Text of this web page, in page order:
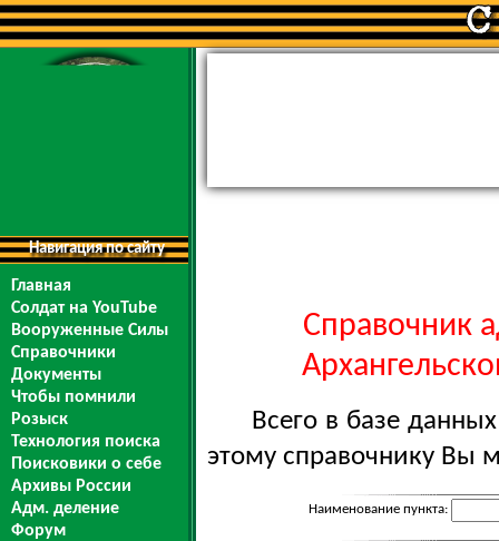
Навигация по сайту
Главная
Солдат на YouTube
Вооруженные Силы
Справочники
Документы
Чтобы помнили
Розыск
Технология поиска
Поисковики о себе
Архивы России
Адм. деление
Форум
Справочник
Всего в базе
этому справочнику Вы
Наименование пункта: